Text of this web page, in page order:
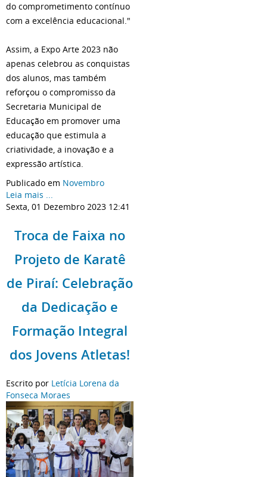
do comprometimento contínuo
com a excelência educacional."
Assim, a Expo Arte 2023 não
apenas celebrou as conquistas
dos alunos, mas também
reforçou o compromisso da
Secretaria Municipal de
Educação em promover uma
educação que estimula a
criatividade, a inovação e a
expressão artística.
Publicado em Novembro
Leia mais ...
Sexta, 01 Dezembro 2023 12:41
Troca de Faixa no
Projeto de Karatê
de Piraí: Celebração
da Dedicação e
Formação Integral
dos Jovens Atletas!
Escrito por Letícia Lorena da
Fonseca Moraes